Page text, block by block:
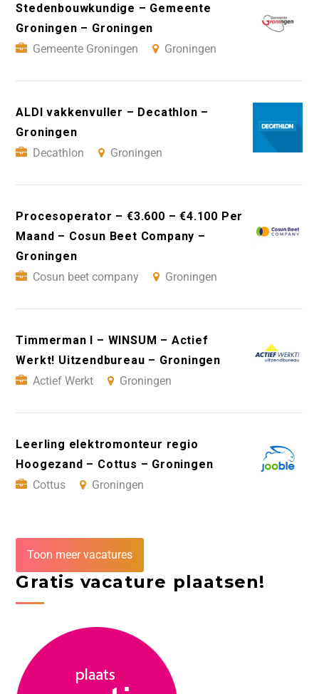
Stedenbouwkundige – Gemeente
Groningen – Groningen
Gemeente Groningen
Groningen
ALDI vakkenvuller – Decathlon –
Groningen
Decathlon
Groningen
Procesoperator – €3.600 – €4.100 Per
Maand – Cosun Beet Company –
Groningen
Cosun beet company
Groningen
Timmerman I – WINSUM – Actief
Werkt! Uitzendbureau – Groningen
Actief Werkt
Groningen
Leerling elektromonteur regio
Hoogezand – Cottus – Groningen
Cottus
Groningen
Toon meer vacatures
Gratis vacature plaatsen!